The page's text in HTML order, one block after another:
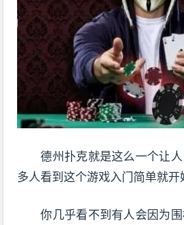
德州扑克就是这么一个让
多人看到这个游戏入门简单就开
你几乎看不到有人会因为